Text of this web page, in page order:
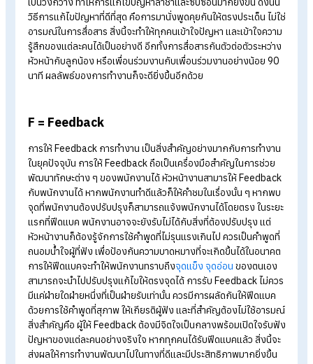
C = Conversation
การสนทนากันภายในองค์กร คือสิ่งสำคัญที่พนักงานทุกคนต้อง
ปฏิบัติ ไม่เพียงแต่พนักงานเท่านั้น ผู้บริหารก็ต้องรู้จักการสนทนา
พนักงานอย่างเข้าใจและให้เกียรติทุกคนอย่างเท่าเทียมกัน หากกา
ทำงานมีปัญหาเกิดขึ้น ไม่ว่าจะเป็นปัญหาที่เกิดจากการทำงานหรือ
เกิดจากจากคนก็ได้ ทุกคนควรมีการพูดคุยกันถึงต้นตอของปัญห
เกิดขึ้นให้เข้าใจตรงกันเสียก่อน ไม่ควรมุ่งเน้นไปที่วิธีการแก้ไขปัญ
โดยตรง หากทุกคนไม่มีการพูดคุยทำความเข้าใจกันก่อน แต่มุ่งไป
แก้ไข ผลลัพธ์อาจจะออกมาไม่ดีเท่าที่ควร มิหนำซ้ำปัญหาอาจจะข
เป็นวงกว้าง ทำให้การแก้ไขปัญหาล่าช้าและซับซ้อนมากยิ่งขึ้น ดัง
วิธีการแก้ไขปัญหาที่ดีที่สุด คือการมานั่งพูดคุยกันให้ตรงประเด็น ไ
อารมณ์ในการสื่อสาร สิ่งนี้จะทำให้ทุกคนเข้าใจปัญหา และเข้าใจค
รู้สึกของแต่ละคนได้เป็นอย่างดี อีกทั้งการสื่อสารกันตัวต่อตัวระหว่